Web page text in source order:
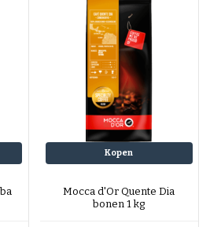
met Koffie
Kopen
Mocca d'Or Quente Dia
bonen 1 kg